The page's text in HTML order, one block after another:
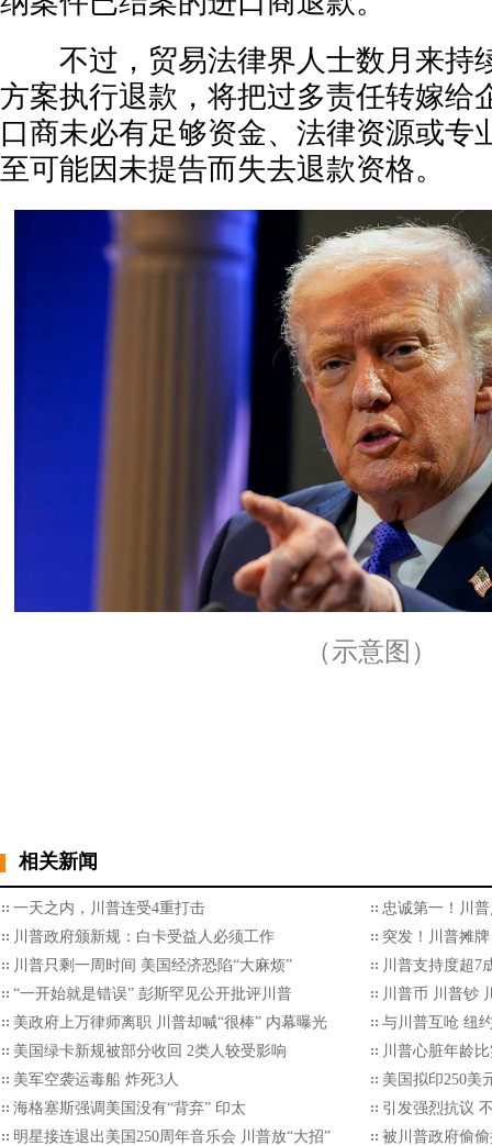
不过，贸易法律界人士数月来持
方案执行退款，将把过多责任转嫁给
口商未必有足够资金、法律资源或专
至可能因未提告而失去退款资格。
（示意图）
相关新闻
一天之内，川普连受4重打击
忠诚第一！川
川普政府颁新规：白卡受益人必须工作
突发！川普摊
川普只剩一周时间 美国经济恐陷“大麻烦”
川普支持度超7
“一开始就是错误” 彭斯罕见公开批评川普
川普币 川普钞
美政府上万律师离职 川普却喊“很棒” 内幕曝光
与川普互呛 纽
美国绿卡新规被部分收回 2类人较受影响
川普心脏年龄
美军空袭运毒船 炸死3人
美国拟印250美
海格塞斯强调美国没有“背弃” 印太
引发强烈抗议
明星接连退出美国250周年音乐会 川普放“大招”
被川普政府偷